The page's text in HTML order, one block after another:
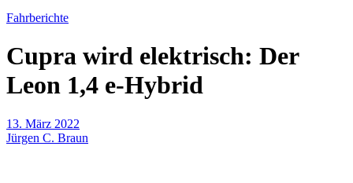
Fahrberichte
Cupra wird elektrisch: Der
Leon 1,4 e-Hybrid
13. März 2022
Jürgen C. Braun